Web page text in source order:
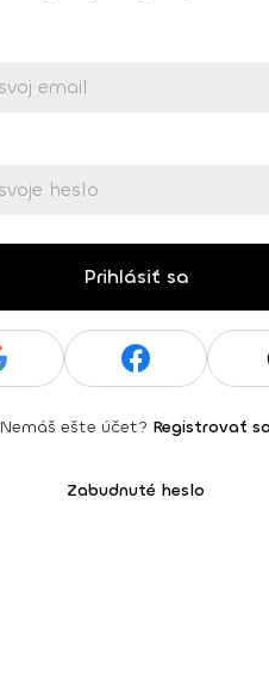
Prihlásiť sa
Nemáš ešte účet? Registrovať
Zabudnuté heslo